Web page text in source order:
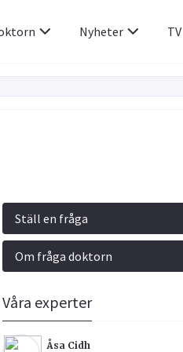
Rökavvänjning
Rörelseapparaten
Nyheter TV
Ställ en fråga
Om fråga doktorn
Våra experter
Åsa Cidh